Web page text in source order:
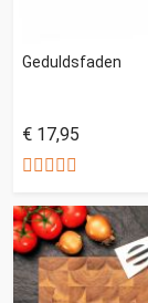
Geduldsfaden
€ 17,95